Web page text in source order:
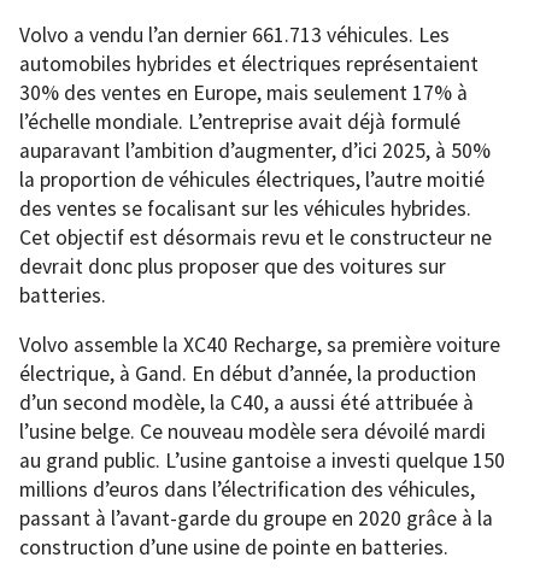
Volvo a vendu l’an dernier 661.713 véhicules. Les
automobiles hybrides et électriques représentaient
30% des ventes en Europe, mais seulement 17% à
l’échelle mondiale. L’entreprise avait déjà formulé
auparavant l’ambition d’augmenter, d’ici 2025, à 50%
la proportion de véhicules électriques, l’autre moitié
des ventes se focalisant sur les véhicules hybrides.
Cet objectif est désormais revu et le constructeur ne
devrait donc plus proposer que des voitures sur
batteries.
Volvo assemble la XC40 Recharge, sa première voiture
électrique, à Gand. En début d’année, la production
d’un second modèle, la C40, a aussi été attribuée à
l’usine belge. Ce nouveau modèle sera dévoilé mardi
au grand public. L’usine gantoise a investi quelque 150
millions d’euros dans l’électrification des véhicules,
passant à l’avant-garde du groupe en 2020 grâce à la
construction d’une usine de pointe en batteries.